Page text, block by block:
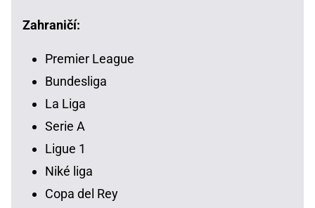
Zahraničí:
Premier League
Bundesliga
La Liga
Serie A
Ligue 1
Niké liga
Copa del Rey